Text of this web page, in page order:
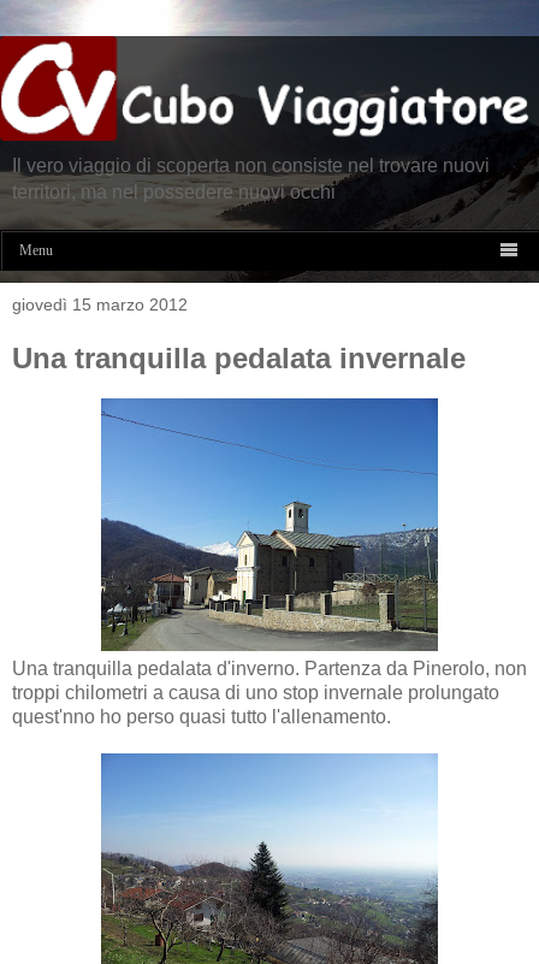
Il vero viaggio di scoperta non consiste nel trovare nuovi
territori, ma nel possedere nuovi occhi
Menu 
giovedì 15 marzo 2012
Una tranquilla pedalata invernale
Una tranquilla pedalata d'inverno. Partenza da Pinerolo, non
troppi chilometri a causa di uno stop invernale prolungato
quest'nno ho perso quasi tutto l'allenamento.